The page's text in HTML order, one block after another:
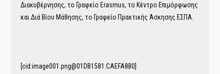
Διακυβέρνησης, το Γραφείο Erasmus, το Κέντρο Επιμόρφωσης
και Διά Βίου Μάθησης, το Γραφείο Πρακτικής Άσκησης ΕΣΠΑ.
[cid:image001.png@01DB1581.CAEFA8B0]